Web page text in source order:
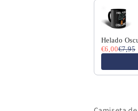
Helado
€6,00€7,95